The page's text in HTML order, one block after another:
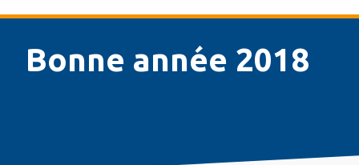
Bonne année 2018